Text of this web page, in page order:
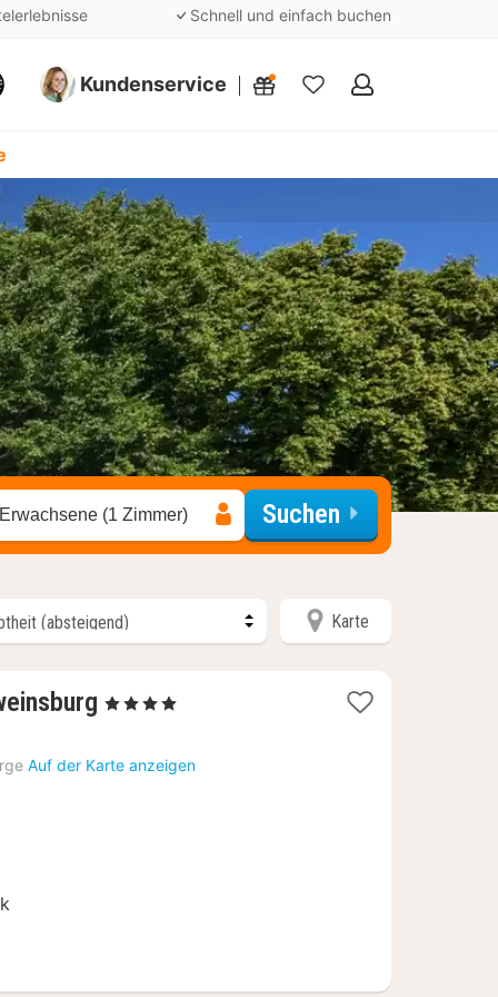
Schnell und einfach buchen
Kundenservice
Meine
(1 Zimmer) Suchen
Karte
1
ab
58,65
, 4 Sterne
Auf der Karte anzeigen